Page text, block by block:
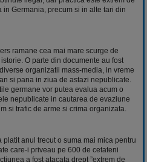
in Germania, precum si in alte tari din
ramane cea mai mare scurge de
O parte din documente au fost
organizatii mass-media, in vreme
si pana in ziua de astazi nepublicate.
germane vor putea evalua acum o
nepublicate in cautarea de evaziune
si trafic de arme si crima organizata.
platit anul trecut o suma mai mica pentru
care-i priveau pe 600 de cetateni
a fost atacata drept ”extrem de